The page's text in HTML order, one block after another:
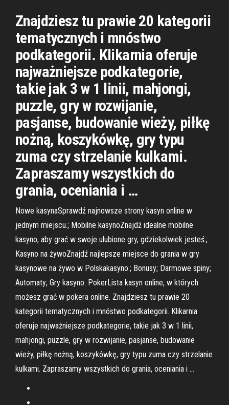
Znajdziesz tu prawie 20 kategorii
tematycznych i mnóstwo
podkategorii. Klikarnia oferuje
najważniejsze podkategorie,
takie jak 3 w 1 linii, mahjongi,
puzzle, gry w rozwijanie,
pasjanse, budowanie wieży, piłkę
nożną, koszykówkę, gry typu
zuma czy strzelanie kulkami.
Zapraszamy wszystkich do
grania, oceniania i …
Nowe kasynaSprawdź najnowsze strony kasyn online w
jednym miejscu.; Mobilne kasynoZnajdź idealne mobilne
kasyno, aby grać w swoje ulubione gry, gdziekolwiek jesteś.;
Kasyno na żywoZnajdź najlepsze miejsce do grania w gry
kasynowe na żywo w Polskakasyno.; Bonusy; Darmowe spiny;
Automaty; Gry kasyno. PokerLista kasyn online, w których
możesz grać w pokera online. Znajdziesz tu prawie 20
kategorii tematycznych i mnóstwo podkategorii. Klikarnia
oferuje najważniejsze podkategorie, takie jak 3 w 1 linii,
mahjongi, puzzle, gry w rozwijanie, pasjanse, budowanie
wieży, piłkę nożną, koszykówkę, gry typu zuma czy strzelanie
kulkami. Zapraszamy wszystkich do grania, oceniania i …